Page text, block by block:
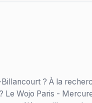
? À la
Le Wojo Paris -